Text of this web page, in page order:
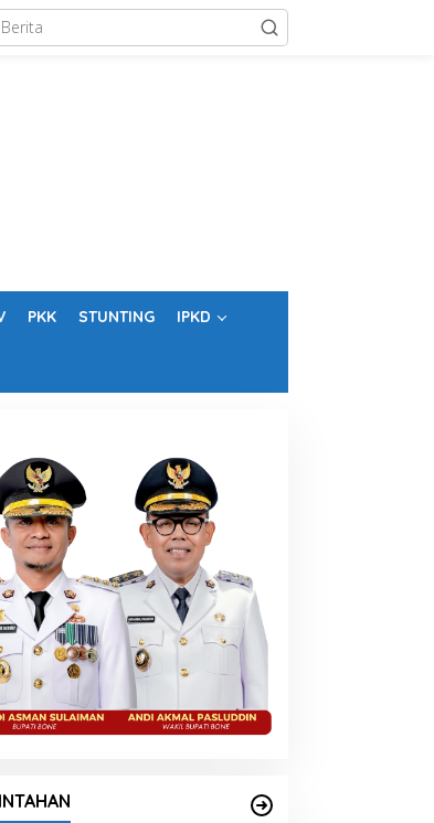
PKK STUNTING IPKD